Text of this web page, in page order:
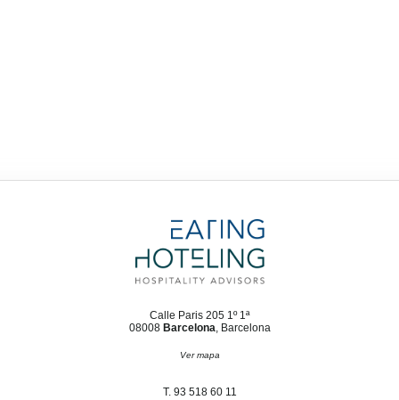
Calle Paris 205 1º 1ª
08008 Barcelona, Barcelona
Ver mapa
T. 93 518 60 11